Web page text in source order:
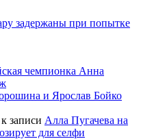
задержаны при попытке
чемпионка Анна
и Ярослав Бойко
к записи Алла Пугачева на
для селфи